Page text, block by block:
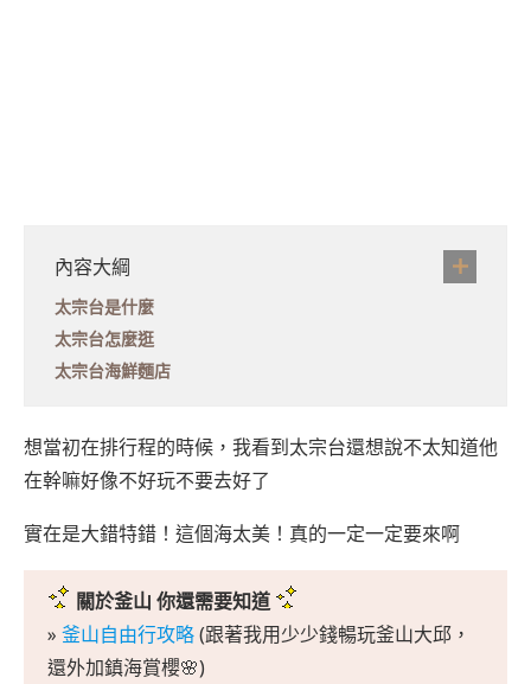
內容大綱
太宗台是什麼
太宗台怎麼逛
太宗台海鮮麵店
想當初在排行程的時候，我看到太宗台還想說不太知道他
在幹嘛好像不好玩不要去好了
實在是大錯特錯！這個海太美！真的一定一定要來啊
關於釜山 你還需要知道
» 釜山自由行攻略(跟著我用少少錢暢玩釜山大邱，
還外加鎮海賞櫻🌸)